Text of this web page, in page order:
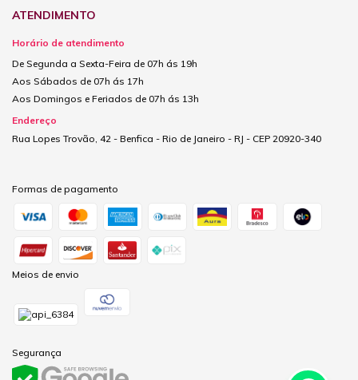
ATENDIMENTO
Horário de atendimento
De Segunda a Sexta-Feira de 07h ás 19h
Aos Sábados de 07h ás 17h
Aos Domingos e Feriados de 07h ás 13h
Endereço
Rua Lopes Trovão, 42 - Benfica - Rio de Janeiro - RJ - CEP 20920-340
Formas de pagamento
Meios de envio
Segurança